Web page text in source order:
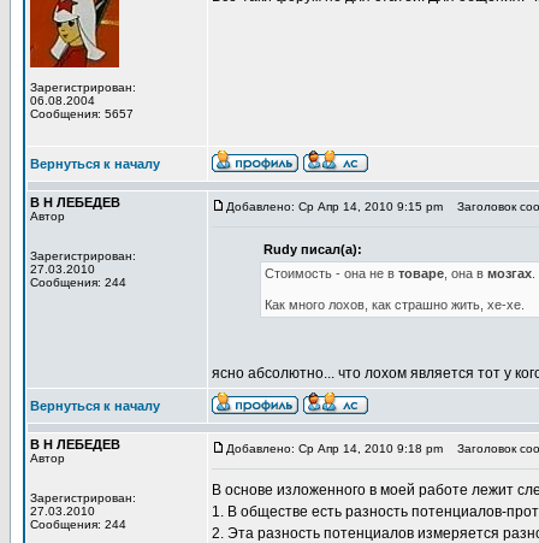
Зарегистрирован:
06.08.2004
Сообщения: 5657
Вернуться к началу
В Н ЛЕБЕДЕВ
Автор
Зарегистрирован:
27.03.2010
Сообщения: 244
Добавлено: Ср Апр 14, 2010 9:15 pm Заголовок
Rudy писал(а):
Стоимость - она не в товаре , она в мозгах
Как много лохов, как страшно жить, хе-хе.
ясно абсолютно... что лохом является тот у
Вернуться к началу
В Н ЛЕБЕДЕВ
Автор
Зарегистрирован:
27.03.2010
Сообщения: 244
Добавлено: Ср Апр 14, 2010 9:18 pm Заголовок
В основе изложенного в моей работе лежит
1. В обществе есть разность потенциалов-
2. Эта разность потенциалов измеряется